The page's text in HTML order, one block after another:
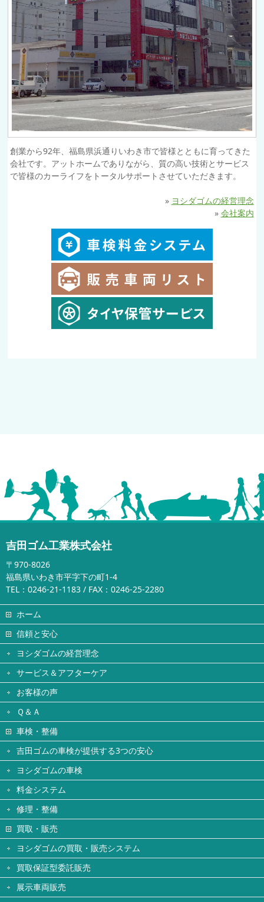
創業から92年、福島県浜通りいわき市で皆様とともに育ってきた
会社です。アットホームでありながら、質の高い技術とサービス
で皆様のカーライフをトータルサポートさせていただきます。
» ヨシダゴムの経営理念
» 会社案内
吉田ゴム工業株式会社
〒970-8026
福島県いわき市平字下の町1-4
TEL：0246-21-1183 / FAX：0246-25-2280
ホーム
信頼と安心
ヨシダゴムの経営理念
サービス＆アフターケア
お客様の声
Ｑ＆Ａ
車検・整備
吉田ゴムの車検が提供する3つの安心
ヨシダゴムの車検
料金システム
修理・整備
買取・販売
ヨシダゴムの買取・販売システム
買取保証型委託販売
展示車両販売